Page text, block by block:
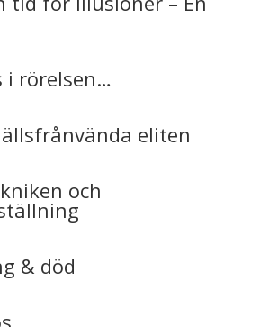
i rörelsen…
eliten
och
& död